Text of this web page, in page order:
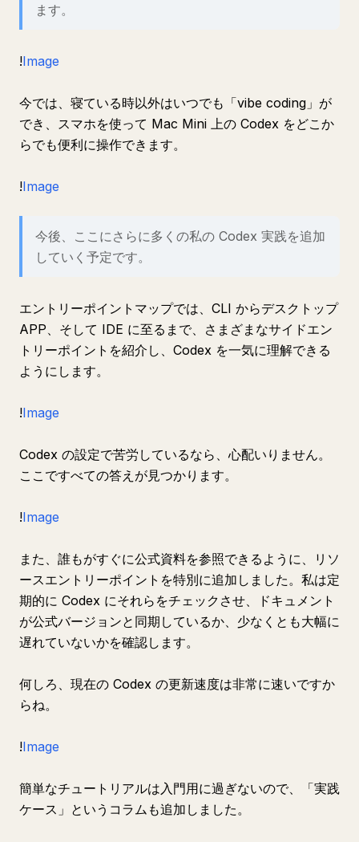
ます。
!Image
今では、寝ている時以外はいつでも「vibe coding」が
でき、スマホを使って Mac Mini 上の Codex をどこか
らでも便利に操作できます。
!Image
今後、ここにさらに多くの私の Codex 実践を追加
していく予定です。
エントリーポイントマップでは、CLI からデスクトップ
APP、そして IDE に至るまで、さまざまなサイドエン
トリーポイントを紹介し、Codex を一気に理解できる
ようにします。
!Image
Codex の設定で苦労しているなら、心配いりません。
ここですべての答えが見つかります。
!Image
また、誰もがすぐに公式資料を参照できるように、リソ
ースエントリーポイントを特別に追加しました。私は定
期的に Codex にそれらをチェックさせ、ドキュメント
が公式バージョンと同期しているか、少なくとも大幅に
遅れていないかを確認します。
何しろ、現在の Codex の更新速度は非常に速いですか
らね。
!Image
簡単なチュートリアルは入門用に過ぎないので、「実践
ケース」というコラムも追加しました。